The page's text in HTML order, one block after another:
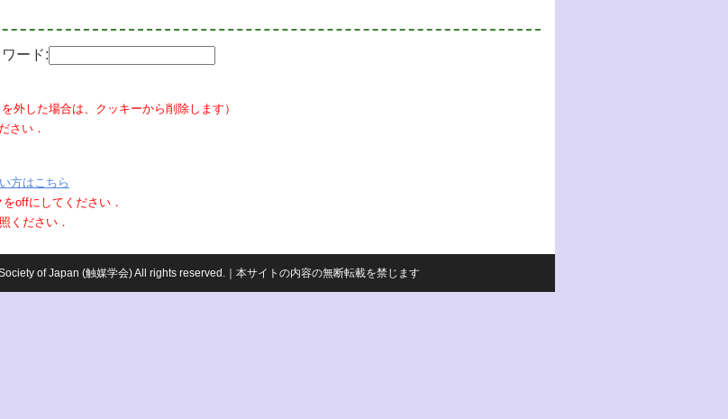
ード:
外した場合は、クッキーから削除します）
さい．
方はこちら
offにしてください．
ください．
of Japan (触媒学会) All rights reserved.｜本サイトの内容の無断転載を禁じます